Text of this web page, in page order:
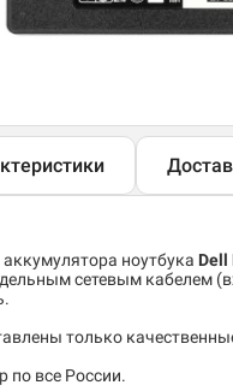
ноутбука Dell
сетевым кабелем
только
по все России.